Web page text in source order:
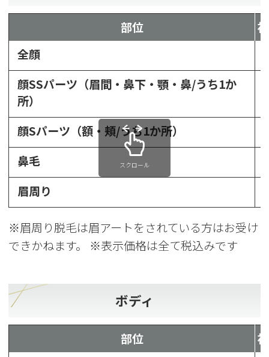
部位
全顔
顔SSパーツ（眉間・鼻下・顎・鼻/うち1か
所）
顔Sパーツ（額・頬/うち1か所）
鼻毛
眉周り
※眉周り脱毛は眉アートをされている方はお受け
できかねます。 ※表示価格は全て税込みです
スクロール
ボディ
部位